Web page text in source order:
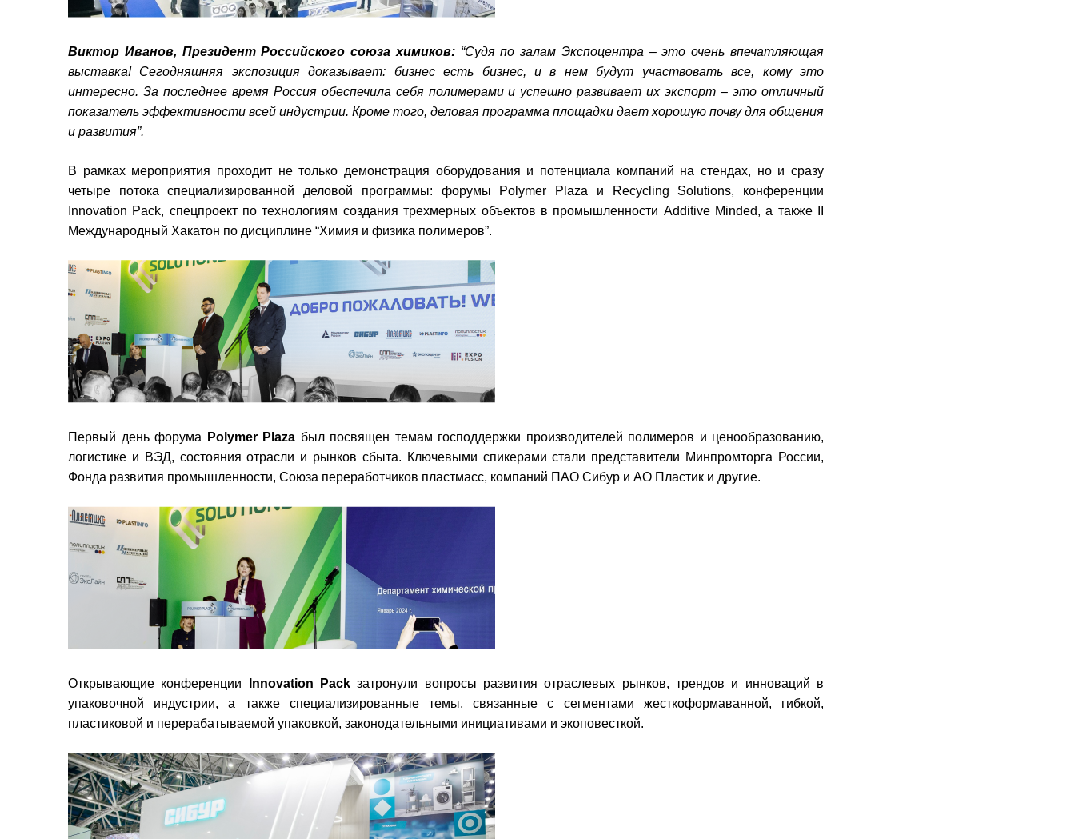
Виктор Иванов, Президент Российского союза химиков: “Судя по залам Экспоцентра – это очень впечатляющая
выставка! Сегодняшняя экспозиция доказывает: бизнес есть бизнес, и в нем будут участвовать все, кому это
интересно. За последнее время Россия обеспечила себя полимерами и успешно развивает их экспорт – это отличный
показатель эффективности всей индустрии. Кроме того, деловая программа площадки дает хорошую почву для общения
и развития”.
В рамках мероприятия проходит не только демонстрация оборудования и потенциала компаний на стендах, но и сразу
четыре потока специализированной деловой программы: форумы Polymer Plaza и Recycling Solutions, конференции
Innovation Pack, спецпроект по технологиям создания трехмерных объектов в промышленности Additive Minded, а также II
Международный Хакатон по дисциплине “Химия и физика полимеров”.
Первый день форума Polymer Plaza был посвящен темам господдержки производителей полимеров и ценообразованию,
логистике и ВЭД, состояния отрасли и рынков сбыта. Ключевыми спикерами стали представители Минпромторга России,
Фонда развития промышленности, Союза переработчиков пластмасс, компаний ПАО Сибур и АО Пластик и другие.
Открывающие конференции Innovation Pack затронули вопросы развития отраслевых рынков, трендов и инноваций в
упаковочной индустрии, а также специализированные темы, связанные с сегментами жесткоформаванной, гибкой,
пластиковой и перерабатываемой упаковкой, законодательными инициативами и экоповесткой.